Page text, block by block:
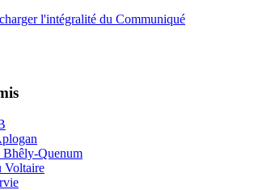
l'intégralité du Communiqué
Quenum
Voltaire